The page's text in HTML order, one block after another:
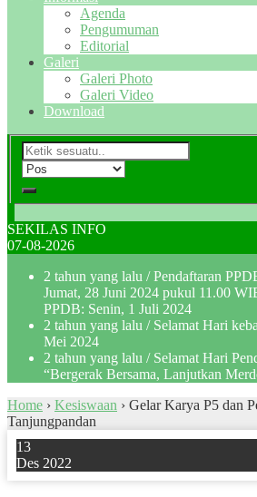
Agenda
Pengumuman
Editorial
Galeri
Galeri Photo
Galeri Video
Download
SEKILAS INFO
07-08-2026
2 tahun yang lalu / Pendaftaran
Jumat, 28 Juni 2024 pukul 11.00
PPDB: Senin, 1 Juli 2024
2 tahun yang lalu / Selamat Hari
Mei 2024
2 tahun yang lalu / Selamat Hari
“Bergerak Bersama, Lanjutkan
Home › Kesiswaan › Gelar Karya P5 dan
Tanjungpandan
13
Des 2022